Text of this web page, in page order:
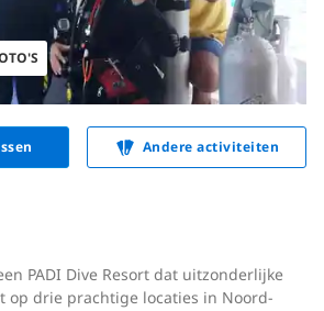
Andere activiteiten
PADI Dive Resort dat uitzonderlijke
op drie prachtige locaties in Noord-